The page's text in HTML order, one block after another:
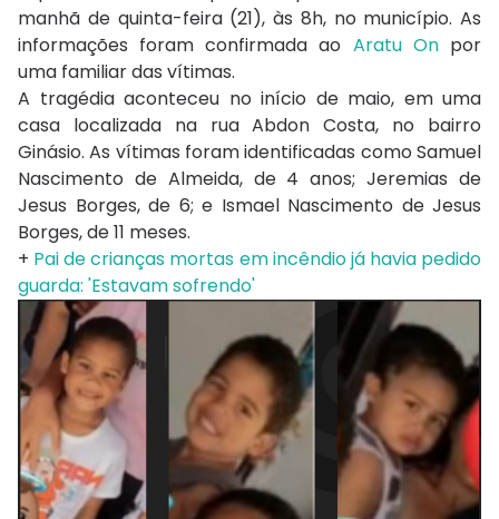
manhã de quinta-feira (21), às 8h, no município. As
informações foram confirmada ao Aratu Onpor
uma familiar das vítimas.
A tragédia aconteceu no início de maio, em uma
casa localizada na rua Abdon Costa, no bairro
Ginásio. As vítimas foram identificadas como Samuel
Nascimento de Almeida, de 4 anos; Jeremias de
Jesus Borges, de 6; e Ismael Nascimento de Jesus
Borges, de 11 meses.
+ Pai de crianças mortas em incêndio já havia pedido
guarda: 'Estavam sofrendo'